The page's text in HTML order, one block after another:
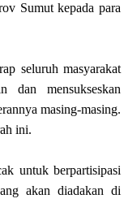
Sumut kepada para
seluruh masyarakat
dan mensukseskan
masing-masing.
ini.
untuk berpartisipasi
akan diadakan di